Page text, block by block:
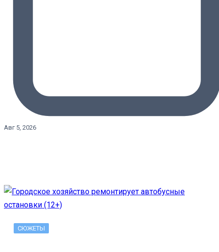
Авг 5, 2026
СЮЖЕТЫ